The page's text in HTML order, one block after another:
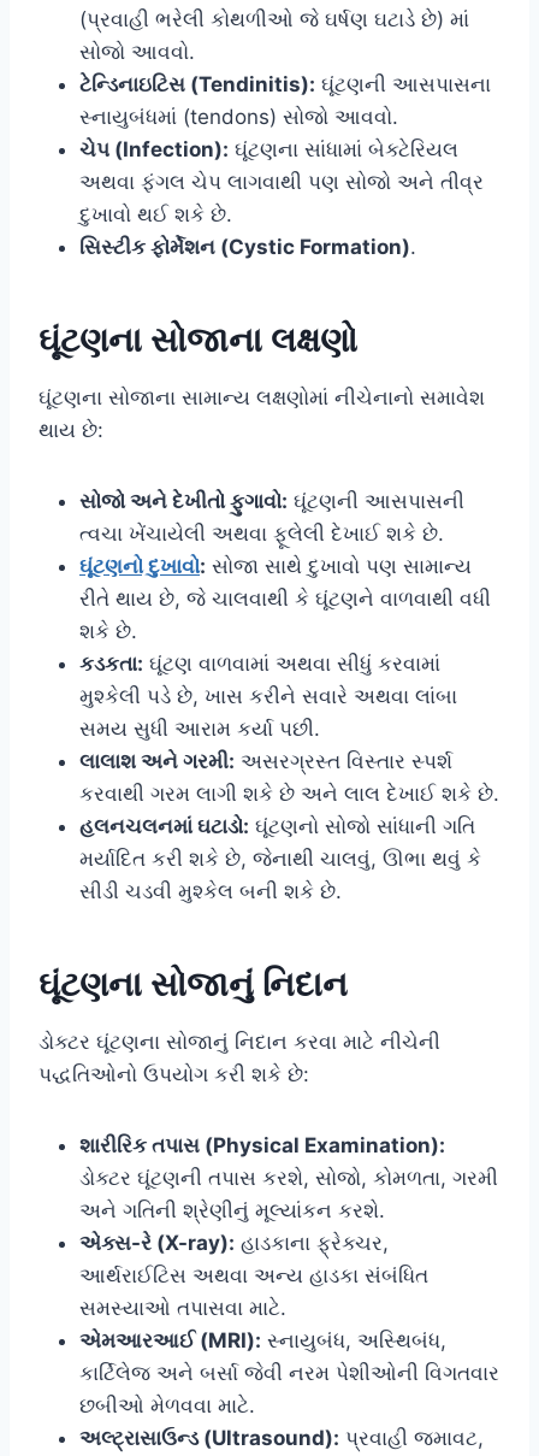
(પ્રવાહી ભરેલી કોથળીઓ જે ઘર્ષણ ઘટાડે છે) માં
સોજો આવવો.
ટેન્ડિનાઇટિસ (Tendinitis): ઘૂંટણની આસપાસના
સ્નાયુબંધમાં (tendons) સોજો આવવો.
ચેપ (Infection): ઘૂંટણના સાંધામાં બેક્ટેરિયલ
અથવા ફંગલ ચેપ લાગવાથી પણ સોજો અને તીવ્ર
દુખાવો થઈ શકે છે.
સિસ્ટીક ફોર્મેશન (Cystic Formation).
ઘૂંટણના સોજાના લક્ષણો
ઘૂંટણના સોજાના સામાન્ય લક્ષણોમાં નીચેનાનો સમાવેશ
થાય છે:
સોજો અને દેખીતો ફુગાવો: ઘૂંટણની આસપાસની
ત્વચા ખેંચાયેલી અથવા ફૂલેલી દેખાઈ શકે છે.
ઘૂંટણનો દુખાવો: સોજા સાથે દુખાવો પણ સામાન્ય
રીતે થાય છે, જે ચાલવાથી કે ઘૂંટણને વાળવાથી વધી
શકે છે.
કડકતા: ઘૂંટણ વાળવામાં અથવા સીધું કરવામાં
મુશ્કેલી પડે છે, ખાસ કરીને સવારે અથવા લાંબા
સમય સુધી આરામ કર્યા પછી.
લાલાશ અને ગરમી: અસરગ્રસ્ત વિસ્તાર સ્પર્શ
કરવાથી ગરમ લાગી શકે છે અને લાલ દેખાઈ શકે છે.
હલનચલનમાં ઘટાડો: ઘૂંટણનો સોજો સાંધાની ગતિ
મર્યાદિત કરી શકે છે, જેનાથી ચાલવું, ઊભા થવું કે
સીડી ચડવી મુશ્કેલ બની શકે છે.
ઘૂંટણના સોજાનું નિદાન
ડોક્ટર ઘૂંટણના સોજાનું નિદાન કરવા માટે નીચેની
પદ્ધતિઓનો ઉપયોગ કરી શકે છે:
શારીરિક તપાસ (Physical Examination):
ડોક્ટર ઘૂંટણની તપાસ કરશે, સોજો, કોમળતા, ગરમી
અને ગતિની શ્રેણીનું મૂલ્યાંકન કરશે.
એક્સ-રે (X-ray): હાડકાના ફ્રેક્ચર,
આર્થરાઈટિસ અથવા અન્ય હાડકા સંબંધિત
સમસ્યાઓ તપાસવા માટે.
એમઆરઆઈ (MRI): સ્નાયુબંધ, અસ્થિબંધ,
કાર્ટિલેજ અને બર્સા જેવી નરમ પેશીઓની વિગતવાર
છબીઓ મેળવવા માટે.
અલ્ટ્રાસાઉન્ડ (Ultrasound): પ્રવાહી જમાવટ,